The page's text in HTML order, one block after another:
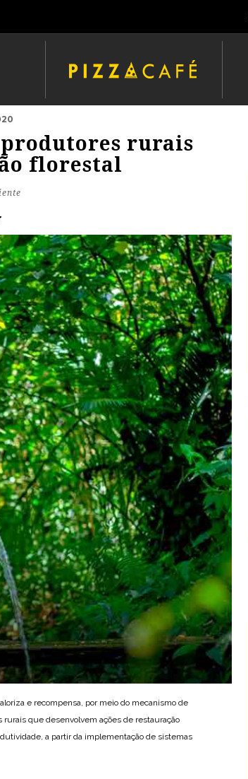
rurais
florestal
e recompensa, por meio do mecanismo de
rurais que desenvolvem ações de restauração
a partir da implementação de sistemas